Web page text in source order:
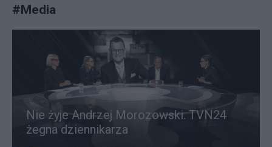
#Media
Nie żyje Andrzej Morozowski. TVN24
żegna dziennikarza